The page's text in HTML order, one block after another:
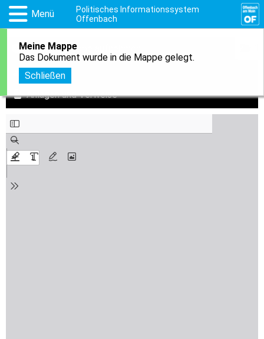
Menü
Politisches Informationssystem
Offenbach
Meine Mappe
Das Dokument wurde in die Mappe gelegt.
Schließen
In meine Mappe aufnehmen
Download
Anlagen und Verweise